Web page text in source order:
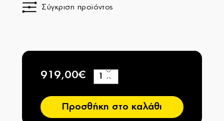
Σύγκριση προϊόντος
919,00€
−
+
Προσθήκη στο καλάθι